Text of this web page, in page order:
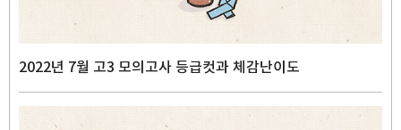
2022년 7월 고3 모의고사 등급컷과 체감난이도